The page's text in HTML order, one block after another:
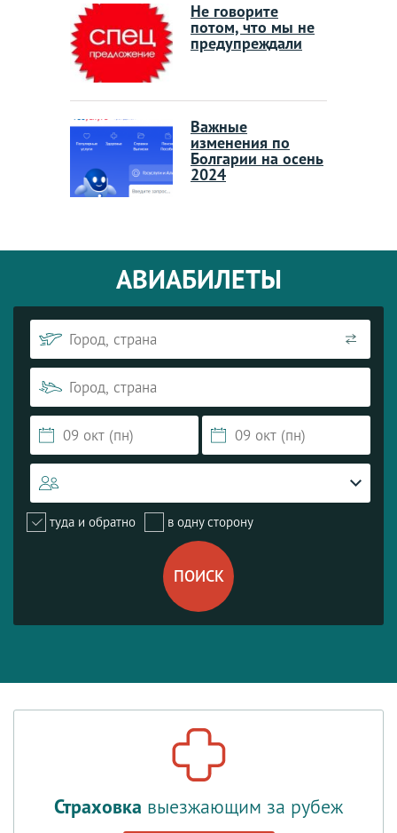
Не говорите
потом, что мы не
предупреждали
Важные
изменения по
Болгарии на осень
2024
АВИАБИЛЕТЫ
туда и обратно в одну сторону
Страховка выезжающим за рубеж